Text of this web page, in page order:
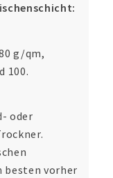
g/qm,
100.
oder
besten vorher